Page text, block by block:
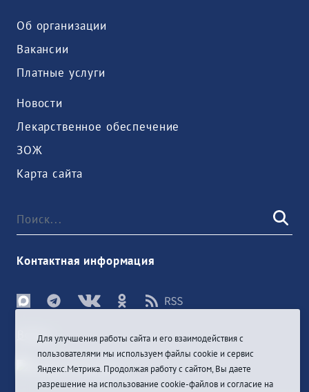
Об организации
Вакансии
Платные услуги
Новости
Лекарственное обеспечение
ЗОЖ
Карта сайта
Контактная информация
ВойтиДля улучшения работы сайта и его взаимодействия с
пользователями мы используем файлы cookie и сервис
Яндекс.Метрика. Продолжая работу с сайтом, Вы даете
разрешение на использование cookie-файлов и согласие на